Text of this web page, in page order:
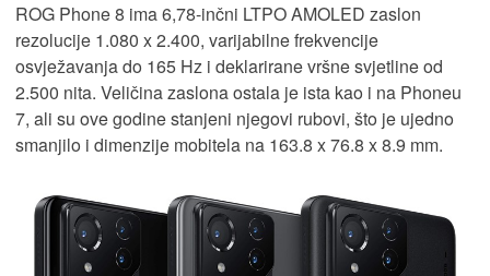
ROG Phone 8 ima 6,78-inčni LTPO AMOLED zaslon
rezolucije 1.080 x 2.400, varijabilne frekvencije
osvježavanja do 165 Hz i deklarirane vršne svjetline od
2.500 nita. Veličina zaslona ostala je ista kao i na Phoneu
7, ali su ove godine stanjeni njegovi rubovi, što je ujedno
smanjilo i dimenzije mobitela na 163.8 x 76.8 x 8.9 mm.